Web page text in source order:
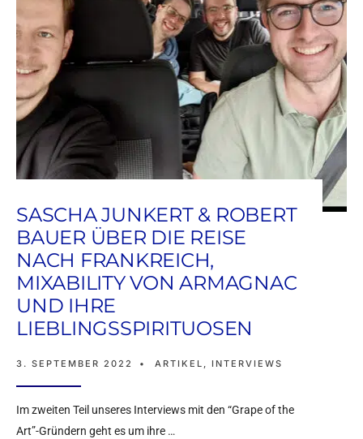
SASCHA JUNKERT & ROBERT
BAUER ÜBER DIE REISE
NACH FRANKREICH,
MIXABILITY VON ARMAGNAC
UND IHRE
LIEBLINGSSPIRITUOSEN
3. SEPTEMBER 2022 • ARTIKEL INTERVIEWS
Im zweiten Teil unseres Interviews mit den “Grape of the
Art”-Gründern geht es um ihre …